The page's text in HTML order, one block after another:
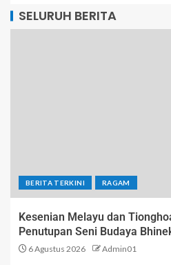
SELURUH BERITA
BERITA TERKINI RAGAM
Kesenian Melayu dan
Penutupan Seni Budaya
6 Agustus 2026 Admin01